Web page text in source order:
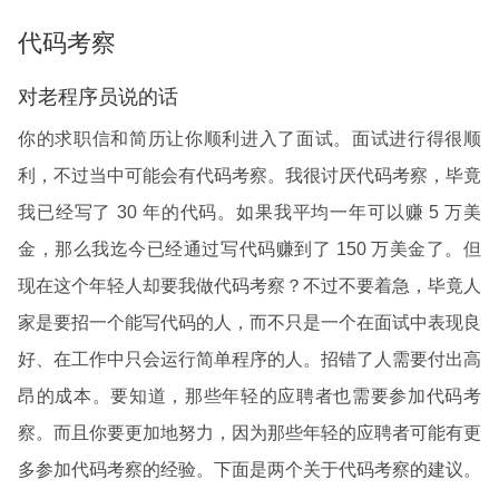
代码考察
对老程序员说的话
你的求职信和简历让你顺利进入了面试。面试进行得很顺
利，不过当中可能会有代码考察。我很讨厌代码考察，毕竟
我已经写了 30 年的代码。如果我平均一年可以赚 5 万美
金，那么我迄今已经通过写代码赚到了 150 万美金了。但
现在这个年轻人却要我做代码考察？不过不要着急，毕竟人
家是要招一个能写代码的人，而不只是一个在面试中表现良
好、在工作中只会运行简单程序的人。招错了人需要付出高
昂的成本。要知道，那些年轻的应聘者也需要参加代码考
察。而且你要更加地努力，因为那些年轻的应聘者可能有更
多参加代码考察的经验。下面是两个关于代码考察的建议。